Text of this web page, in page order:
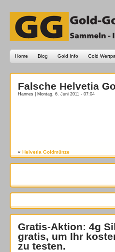
Home Blog Gold Info Gold
Falsche Helvetia
Hannes | Montag, 6. Juni 2011 - 07:04
« Helvetia Goldmünze
Gratis-Aktion: 4g
gratis, um Ihr
zu testen.